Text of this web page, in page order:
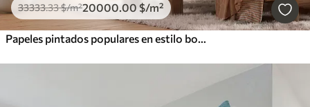
33333.33$/m²20000.00 $/m²
Papeles pintados populares en estilo boho con flores